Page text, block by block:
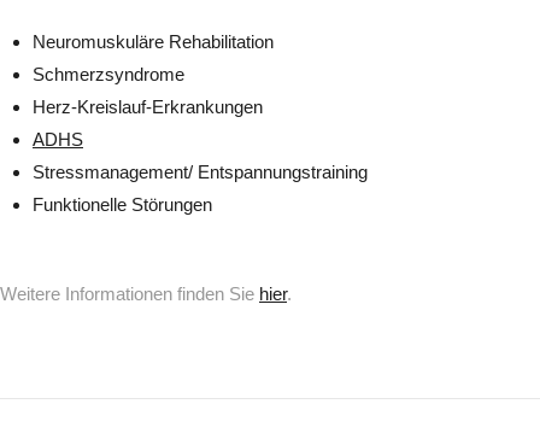
Neuromuskuläre Rehabilitation
Schmerzsyndrome
Herz-Kreislauf-Erkrankungen
ADHS
Stressmanagement/ Entspannungstraining
Funktionelle Störungen
Weitere Informationen finden Sie hier.